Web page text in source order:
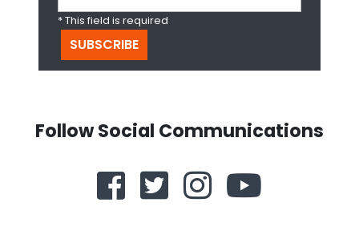
* This field is required
Follow Social Communications